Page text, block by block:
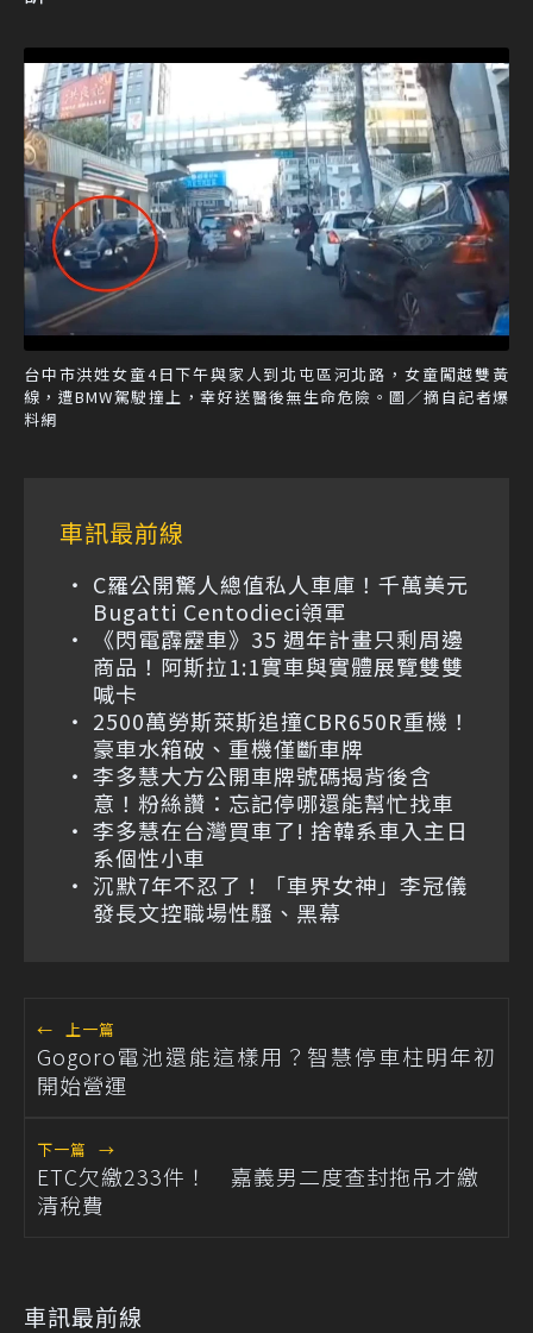
台中市洪姓女童4日下午與家人到北屯區河北路，女童闖越雙黃
線，遭BMW駕駛撞上，幸好送醫後無生命危險。圖／摘自記者爆
料網
車訊最前線
C羅公開驚人總值私人車庫！千萬美元
Bugatti Centodieci領軍
《閃電霹靂車》35 週年計畫只剩周邊
商品！阿斯拉1:1實車與實體展覽雙雙
喊卡
2500萬勞斯萊斯追撞CBR650R重機！
豪車水箱破、重機僅斷車牌
李多慧大方公開車牌號碼揭背後含
意！粉絲讚：忘記停哪還能幫忙找車
李多慧在台灣買車了! 捨韓系車入主日
系個性小車
沉默7年不忍了！「車界女神」李冠儀
發長文控職場性騷、黑幕
← 上一篇
Gogoro電池還能這樣用？智慧停車柱明年初
開始營運
下一篇 →
ETC欠繳233件！ 嘉義男二度查封拖吊才繳
清稅費
車訊最前線